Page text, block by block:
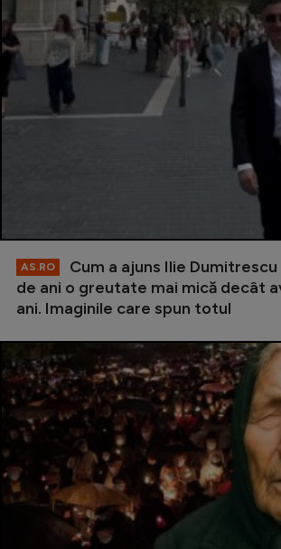
AS.RO
Cum a ajuns Ilie Dumitrescu
de ani o greutate mai mică decât
ani. Imaginile care spun totul